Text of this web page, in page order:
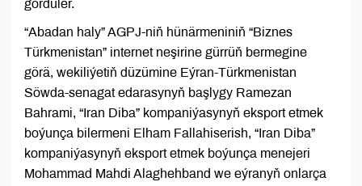
gördüler.
“Abadan haly” AGPJ-niň hünärmeniniň “Biznes
Türkmenistan” internet neşirine gürrüň bermegine
görä, wekiliýetiň düzümine Eýran-Türkmenistan
Söwda-senagat edarasynyň başlygy Ramezan
Bahrami, “Iran Diba” kompaniýasynyň eksport etmek
boýunça bilermeni Elham Fallahiserish, “Iran Diba”
kompaniýasynyň eksport etmek boýunça menejeri
Mohammad Mahdi Alaghehband we eýranyň onlarça